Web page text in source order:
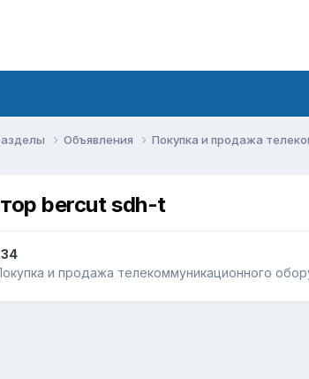
Объявления Покупка и продажа
bercut sdh-t
и продажа телекоммуникационного